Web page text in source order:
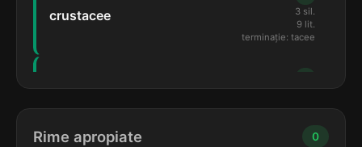
crustacee
3 sil.
9 lit.
terminație: tacee
3 sil.
Rime apropiate 0